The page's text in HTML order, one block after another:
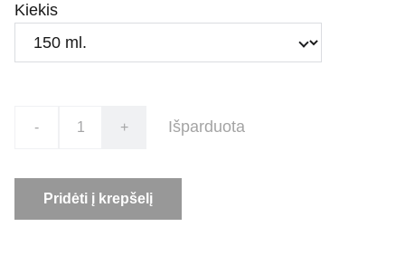
Kiekis
- + Išparduota
Pridėti į krepšelį